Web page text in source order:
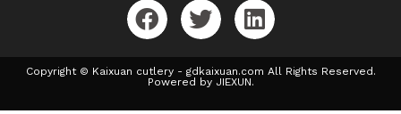
Copyright © Kaixuan cutlery - gdkaixuan.com All Rights Reserved.
Powered by JIEXUN.